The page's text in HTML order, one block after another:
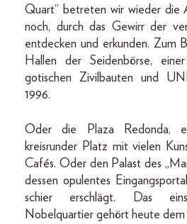
Quart“ betreten wir wieder die
noch, durch das Gewirr der
entdecken und erkunden. Zum
Hallen der Seidenbörse,
gotischen Zivilbauten und
1996.
Oder die Plaza Redonda,
kreisrunder Platz mit vielen
Cafés. Oder den Palast des
dessen opulentes
schier erschlägt. Das
Nobelquartier gehört heute